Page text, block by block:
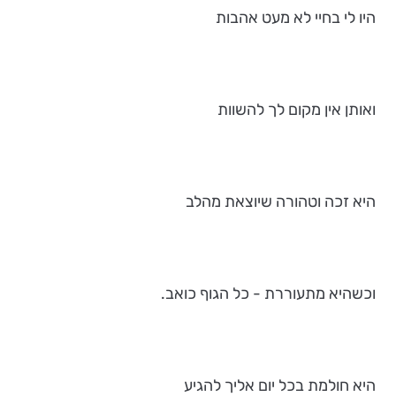
היו לי בחיי לא מעט אהבות
ואותן אין מקום לך להשוות
היא זכה וטהורה שיוצאת מהלב
וכשהיא מתעוררת - כל הגוף כואב.
היא חולמת בכל יום אליך להגיע